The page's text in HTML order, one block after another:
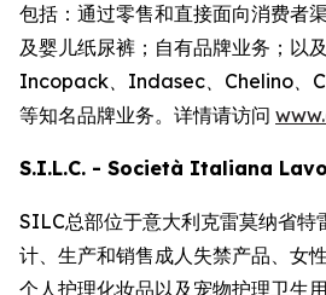
包括：通过零售和直接面向消费者
及婴儿纸尿裤；自有品牌业务；以
Incopack、Indasec、Chelino、
等知名品牌业务。详情请访问
S.I.L.C. - Società Italiana
SILC总部位于意大利克雷莫纳省特
计、生产和销售成人失禁产品、女
个人护理化妆品以及宠物护理卫生